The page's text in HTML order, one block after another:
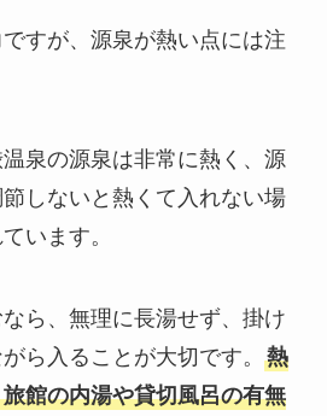
すが、源泉が熱い点には注
泉の源泉は非常に熱く、源
しないと熱くて入れない場
います。
ら、無理に長湯せず、掛け
ら入ることが大切です。
熱
館の内湯や貸切風呂の有無